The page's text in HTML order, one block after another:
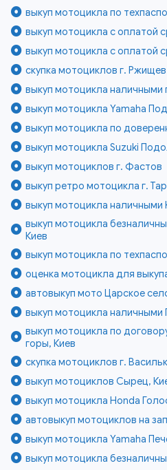
выкуп мотоцикла по
выкуп мотоцикла с оплатой
выкуп мотоцикла с оплатой
скупка мотоциклов г. Ржищев
выкуп мотоцикла наличными
выкуп мотоцикла Yamaha
выкуп мотоцикла по
выкуп мотоцикла Suzuki
выкуп мотоциклов г. Фастов
выкуп ретро мотоцикла г.
выкуп мотоцикла наличными
выкуп мотоцикла
Киев
выкуп мотоцикла по
оценка мотоцикла для
автовыкуп мото Царское
выкуп мотоцикла наличными
выкуп мотоцикла по
горы, Киев
скупка мотоциклов г.
выкуп мотоциклов Сырец,
выкуп мотоцикла Honda
автовыкуп мотоциклов на
выкуп мотоцикла Yamaha
выкуп мотоцикла